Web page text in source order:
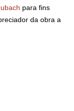
para fins
da obra a